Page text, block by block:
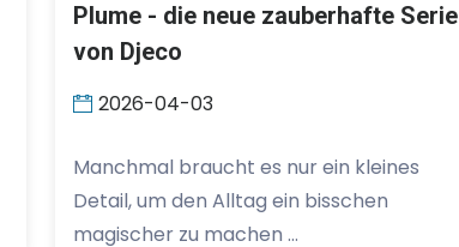
Plume - die neue zauberhafte Serie
von Djeco
2026-04-03
Manchmal braucht es nur ein kleines
Detail, um den Alltag ein bisschen
magischer zu machen …